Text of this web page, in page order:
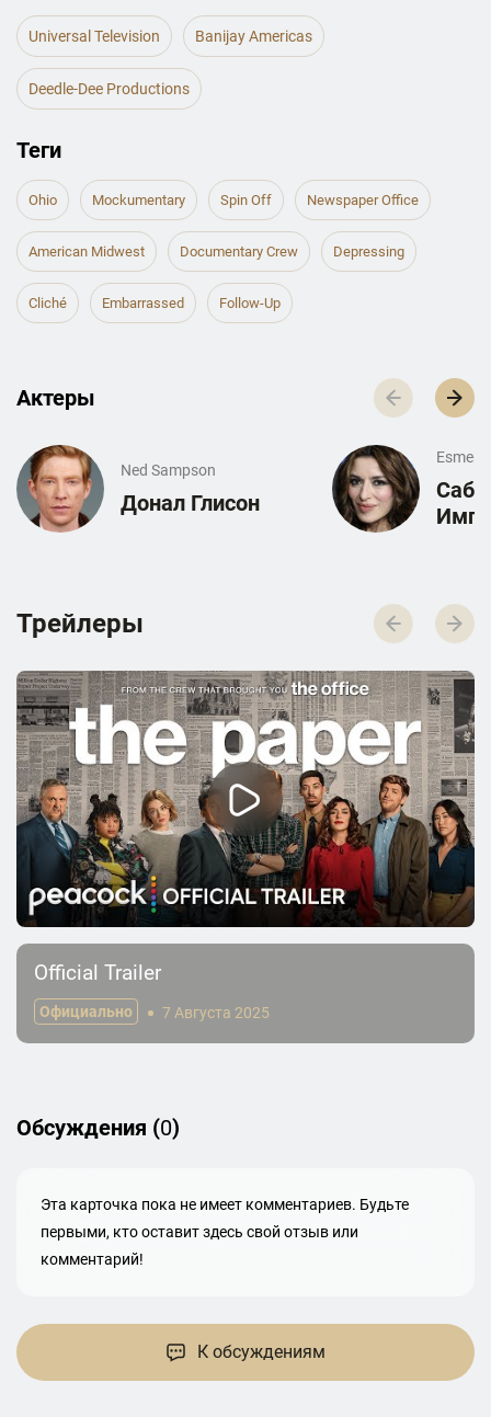
Universal Television Banijay Americas
Deedle-Dee Productions
Теги
Ohio Mockumentary Spin Off Newspaper Office
American Midwest Documentary Crew Depressing
Cliché Embarrassed Follow-Up
Актеры
Ned Sampson
Донал Глисон
Трейлеры
Official Trailer
Официально 7 Августа 2025
Обсуждения (0)
Эта карточка пока не имеет комментариев. Будьте
первыми, кто оставит здесь свой отзыв или
комментарий!
К обсуждениям